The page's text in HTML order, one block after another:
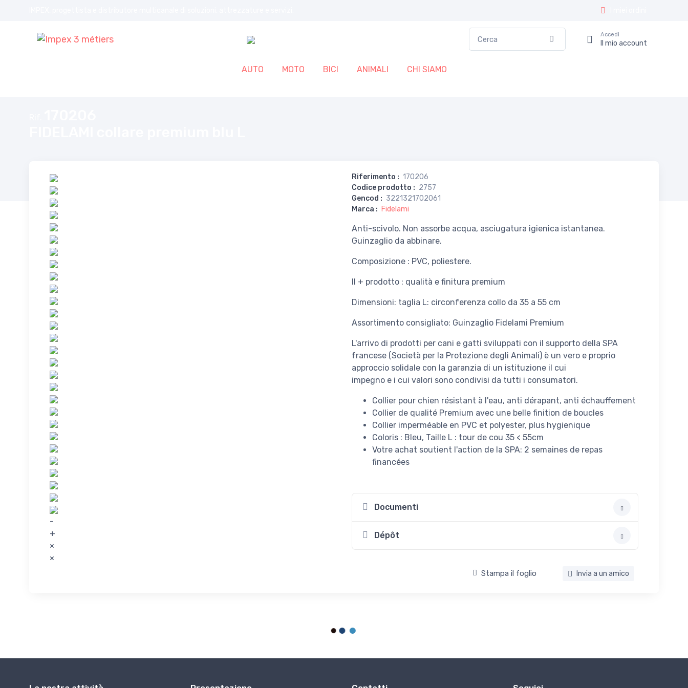
Conferma Accedi
Il mio account
AUTO MOTO BICI ANIMALI CHI SIAMO
-
+
×
×
Riferimento : 170206
Codice prodotto : 2757
Gencod : 3221321702061
Marca : Fidelami
Anti-scivolo. Non assorbe acqua, asciugatura igienica istantanea.
Guinzaglio da abbinare.
Composizione : PVC, poliestere.
Il + prodotto : qualità e finitura premium
Dimensioni: taglia L: circonferenza collo da 35 a 55 cm
Assortimento consigliato: Guinzaglio Fidelami Premium
L'arrivo di prodotti per cani e gatti sviluppati con il supporto della SPA
francese (Società per la Protezione degli Animali) è un vero e proprio
approccio solidale con la garanzia di un istituzione il cui
impegno e i cui valori sono condivisi da tutti i consumatori.
Collier pour chien résistant à l'eau, anti dérapant, anti échauffement
Collier de qualité Premium avec une belle finition de boucles
Collier imperméable en PVC et polyester, plus hygienique
Coloris : Bleu, Taille L : tour de cou 35 < 55cm
Votre achat soutient l'action de la SPA: 2 semaines de repas
financées
Documenti
Dépôt
Stampa il foglio Invia a un amico